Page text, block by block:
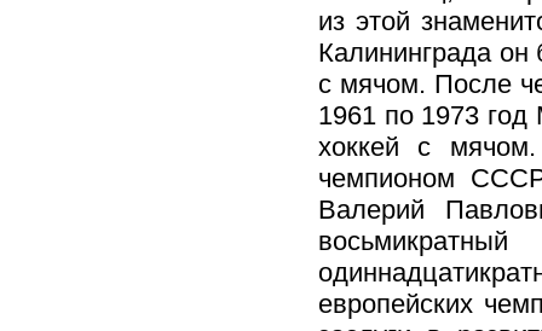
из этой
Калининграда
с мячом. После
1961 по 1973
хоккей с
чемпионом
Валерий
европейских